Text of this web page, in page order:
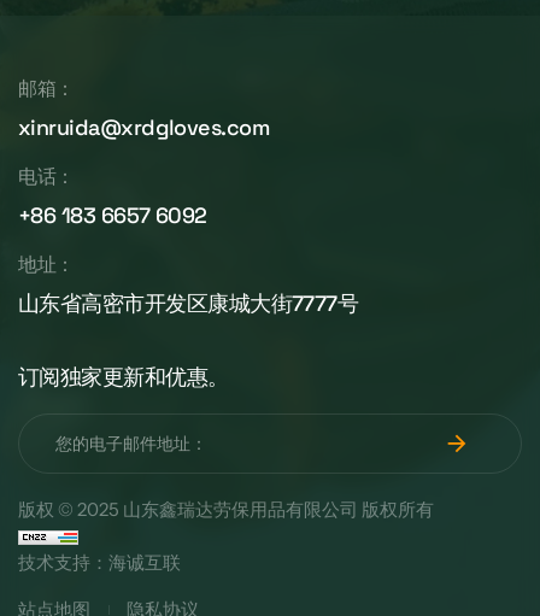
邮箱：
xinruida@xrdgloves.com
电话：
+86 183 6657 6092
地址：
山东省高密市开发区康城大街7777号
订阅独家更新和优惠。
版权 © 2025 山东鑫瑞达劳保用品有限公司 版权所有
技术支持：海诚互联
站点地图 隐私协议